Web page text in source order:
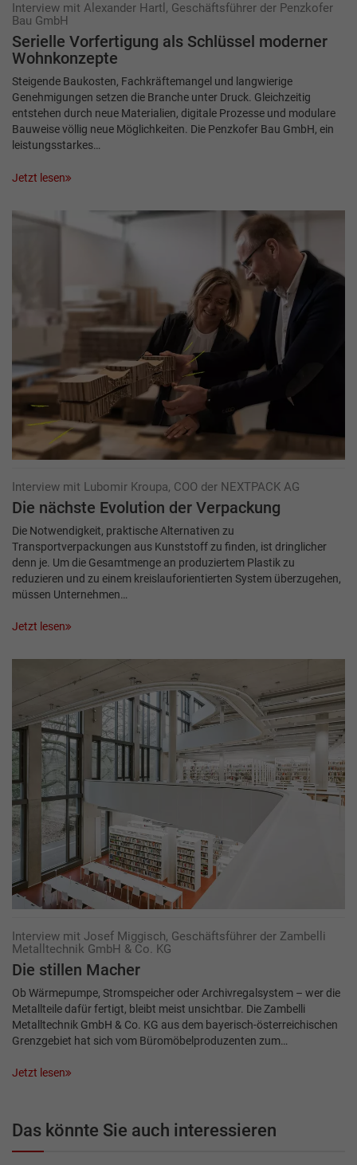
Interview mit Alexander Hartl, Geschäftsführer der Penzkofer
Bau GmbH
Serielle Vorfertigung als Schlüssel moderner
Wohnkonzepte
Steigende Baukosten, Fachkräftemangel und langwierige
Genehmigungen setzen die Branche unter Druck. Gleichzeitig
entstehen durch neue Materialien, digitale Prozesse und modulare
Bauweise völlig neue Möglichkeiten. Die Penzkofer Bau GmbH, ein
leistungsstarkes…
Jetzt lesen
Interview mit Lubomir Kroupa, COO der NEXTPACK AG
Die nächste Evolution der Verpackung
Die Notwendigkeit, praktische Alternativen zu
Transportverpackungen aus Kunststoff zu finden, ist dringlicher
denn je. Um die Gesamtmenge an produziertem Plastik zu
reduzieren und zu einem kreislauforientierten System überzugehen,
müssen Unternehmen…
Jetzt lesen
Interview mit Josef Miggisch, Geschäftsführer der Zambelli
Metalltechnik GmbH & Co. KG
Die stillen Macher
Ob Wärmepumpe, Stromspeicher oder Archivregalsystem – wer die
Metallteile dafür fertigt, bleibt meist unsichtbar. Die Zambelli
Metalltechnik GmbH & Co. KG aus dem bayerisch-österreichischen
Grenzgebiet hat sich vom Büromöbelproduzenten zum…
Jetzt lesen
Das könnte Sie auch interessieren